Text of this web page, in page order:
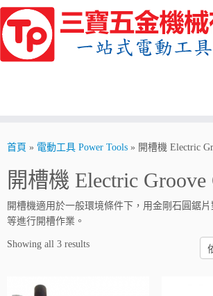
Skip
to
content
首頁 » 電動工具 Power Tools » 開槽機 Electric
開槽機 Electric Groove
開槽機適用於一般環境條件下，用金剛石圓鋸
等進行開槽作業。
Showing all 3 results